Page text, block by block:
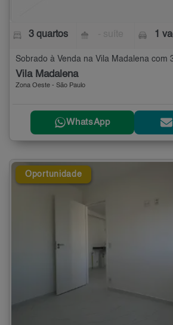
3 quartos 1
Sobrado à Venda na Vila Madalena com
Vila Madalena
Zona Oeste - São Paulo
WhatsApp
Oportunidade